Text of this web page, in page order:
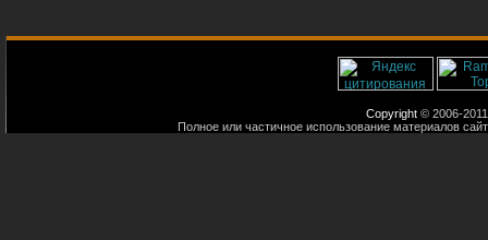
Copyright © 2006-
Полное или частичное использование материалов